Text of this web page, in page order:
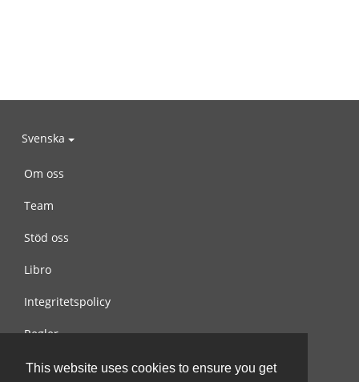
This website uses cookies to ensure you get
Svenska
Om oss
Team
Stöd oss
Libro
Integritetspolicy
Regler
Kontakta oss